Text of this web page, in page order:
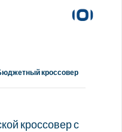
кроссовер
кроссовер с